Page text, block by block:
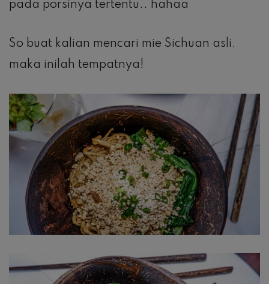
pada porsinya tertentu.. hahaa
So buat kalian mencari mie Sichuan asli,
maka inilah tempatnya!